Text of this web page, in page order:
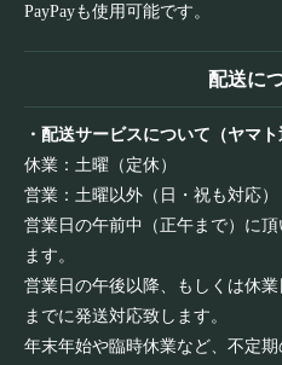
PayPayも使用可能です。
配送に
・配送サービスについて（ヤマト
休業：土曜（定休）
営業：土曜以外（日・祝も対応）
営業日の午前中（正午まで）に
ます。
営業日の午後以降、もしくは休
までに発送対応致します。
年末年始や臨時休業など、不定